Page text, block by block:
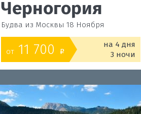
Черногория
Будва из Москвы 18 Ноября
от 11 700 o
на 4 дня
3 ночи